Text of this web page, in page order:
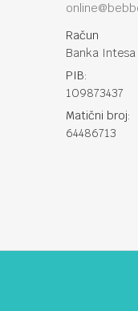
Račun
Banka
PIB:
109873437
Matični broj:
64486713